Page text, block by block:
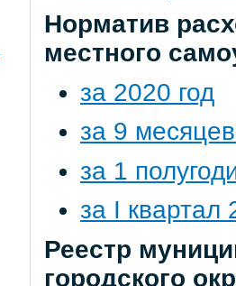
Норматив
местного
за 2020 год
за 9
за 1
за I квартал
Реестр
городского